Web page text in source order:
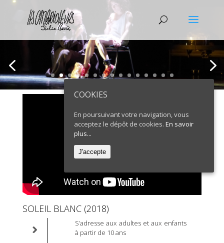
SOLEIL BLANC (2018)
S’adresse aux adultes et aux enfants
à partir de 10 ans
Comment
COOKIES
En poursuivant votre navigation, vous
acceptez le dépôt de cookies. En savoir
plus...
J'accepte